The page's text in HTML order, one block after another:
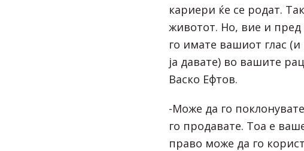
кариери ќе се родат.
животот. Но, вие и
го имате вашиот глас
ја давате) во вашите
Васко Ефтов.
-Може да го
го продавате. Тоа е
право може да го